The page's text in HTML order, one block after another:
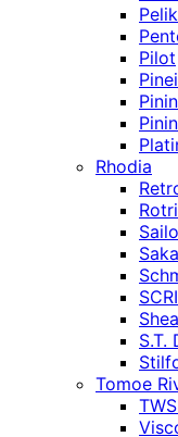
Pilot
Rhodia
S.T.
Tomoe